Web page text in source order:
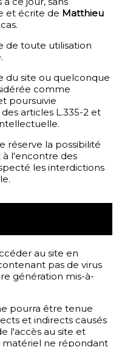
et écrite de Matthieu
de toute utilisation
du site ou quelconque
comme
poursuivie
articles L.335-2 et
réserve la possibilité
à l'encontre des
les interdictions
au site en
pas de virus
génération mis-à-
pourra être tenue
et indirects causés
l'accès au site et
matériel ne répondant